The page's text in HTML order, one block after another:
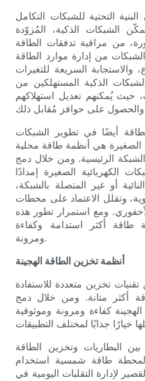
التحتية للشبكات التكامل
الشبكات الذكية، المُزوّدة
من مراقبة تدفقات الطاقة
من إدارة موارد الطاقة
والاستجابة السريعة للتغيرات
الذكية المستهلكين من
حيث يُمكنهم تعديل استهلاكهم
أيضًا في تطوير الشبكات
الصغيرة هي أنظمة طاقة محلية
الرئيسية. ومن خلال دمج
الكهربائية الصغيرة إمدادًا
أو غير المتصلة بالشبكة،
وتقلل الاعتماد على محطات
ومع استمرار تطور هذه
طاقة أكثر استدامة وكفاءة
ومرونة.
أنظمة تخزين الطاقة الهجينة
تخزين متعددة للاستفادة
أكثر متانة. ومن خلال دمج
كفاءة ومرونة وموثوقية
البطاريات وتخزين الطاقة
لمحطة طاقة شمسية استخدام
لإدارة التقلبات اليومية في